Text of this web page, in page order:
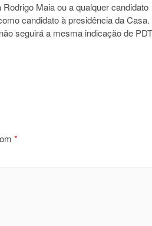
Maia ou a qualquer candidato
candidato à presidência da Casa.
seguirá a mesma indicação de PDT
*